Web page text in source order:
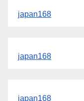
japan168
japan168
japan168